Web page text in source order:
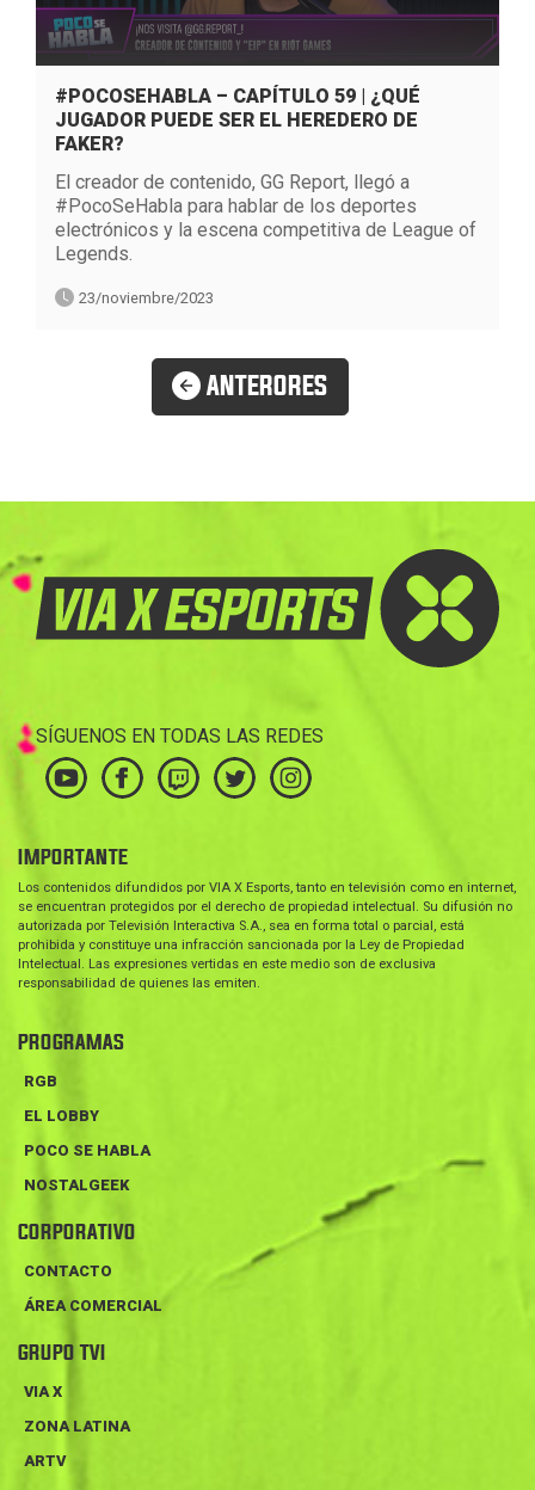
#POCOSEHABLA – CAPÍTULO 59 | ¿QUÉ
JUGADOR PUEDE SER EL HEREDERO DE
FAKER?
El creador de contenido, GG Report, llegó a
#PocoSeHabla para hablar de los deportes
electrónicos y la escena competitiva de League of
Legends.
23/noviembre/2023
ANTERORES
SÍGUENOS EN TODAS LAS REDES
IMPORTANTE
Los contenidos difundidos por VIA X Esports, tanto en televisión como en internet,
se encuentran protegidos por el derecho de propiedad intelectual. Su difusión no
autorizada por Televisión Interactiva S.A., sea en forma total o parcial, está
prohibida y constituye una infracción sancionada por la Ley de Propiedad
Intelectual. Las expresiones vertidas en este medio son de exclusiva
responsabilidad de quienes las emiten.
PROGRAMAS
RGB
EL LOBBY
POCO SE HABLA
NOSTALGEEK
CORPORATIVO
CONTACTO
ÁREA COMERCIAL
GRUPO TVI
VIA X
ZONA LATINA
ARTV